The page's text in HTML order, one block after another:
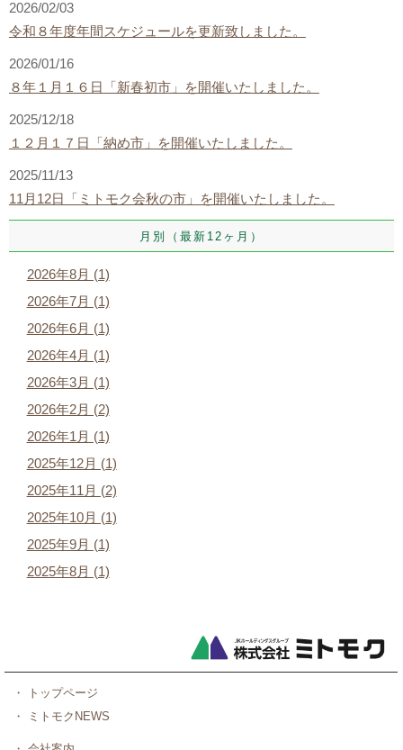
2026/02/03
令和８年度年間スケジュールを更新致しました。
2026/01/16
８年１月１６日「新春初市」を開催いたしました。
2025/12/18
１２月１７日「納め市」を開催いたしました。
2025/11/13
11月12日「ミトモク会秋の市」を開催いたしました。
月別（最新12ヶ月）
2026年8月 (1)
2026年7月 (1)
2026年6月 (1)
2026年4月 (1)
2026年3月 (1)
2026年2月 (2)
2026年1月 (1)
2025年12月 (1)
2025年11月 (2)
2025年10月 (1)
2025年9月 (1)
2025年8月 (1)
・
トップページ
・
ミトモクNEWS